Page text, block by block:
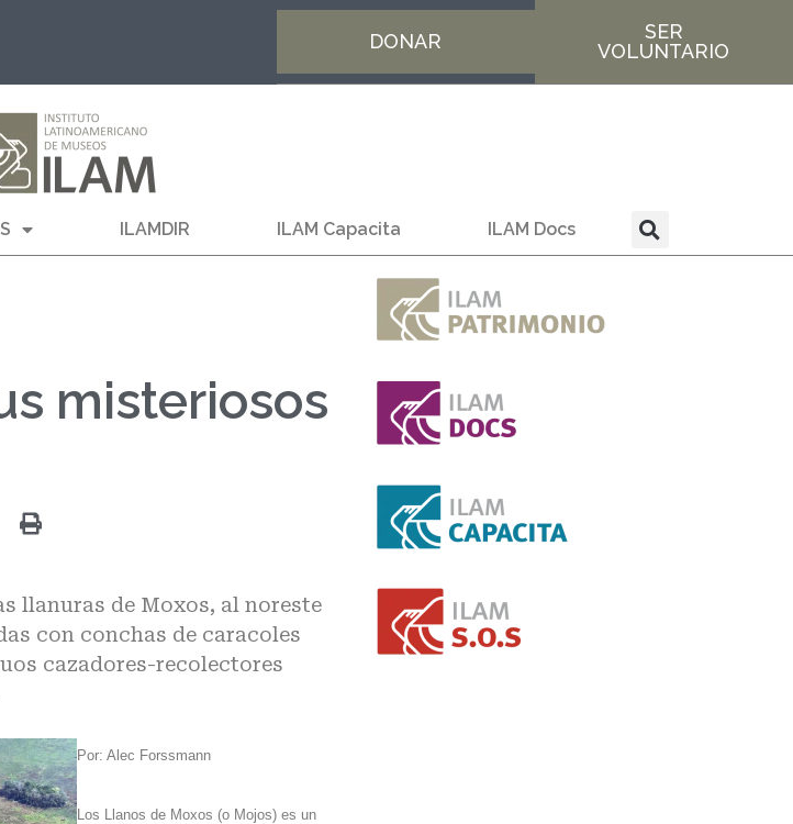
DONAR
SER
VOLUNTARIO
ILAMDIR ILAM Capacita ILAM Docs
misteriosos
llanuras de Moxos, al noreste
con conchas de caracoles
cazadores-recolectores
Por: Alec Forssmann
Los Llanos de Moxos (o Mojos) es un